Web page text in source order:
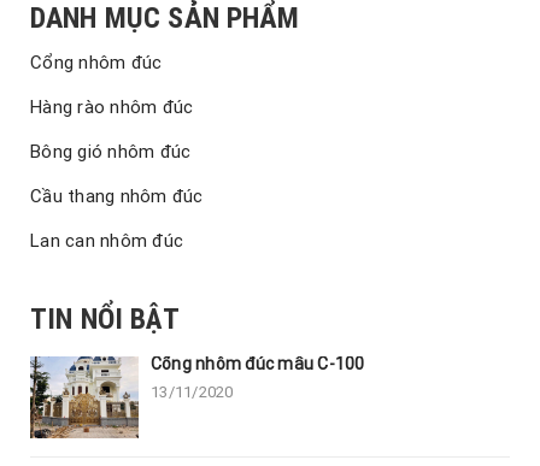
DANH MỤC SẢN PHẨM
Cổng nhôm đúc
Hàng rào nhôm đúc
Bông gió nhôm đúc
Cầu thang nhôm đúc
Lan can nhôm đúc
TIN NỔI BẬT
Cổng nhôm đúc mẫu C-100
13/11/2020